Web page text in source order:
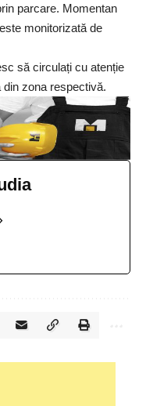
parcare. Momentan
monitorizată de
să circulați cu atenție
zona respectivă.